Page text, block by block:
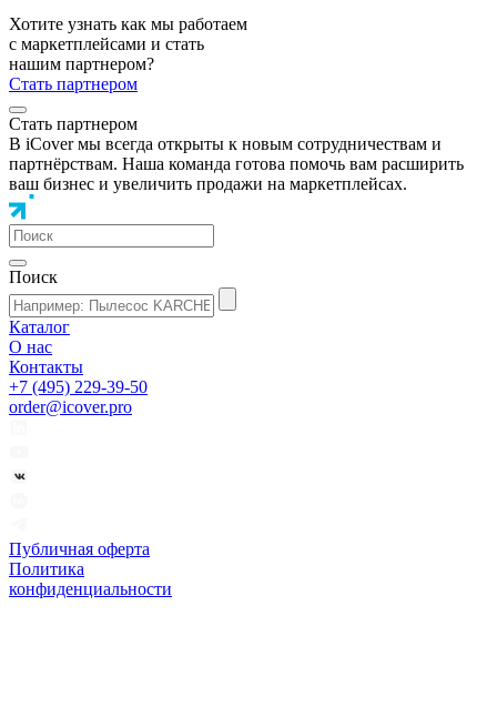
Хотите узнать как мы работаем
с маркетплейсами и стать
нашим партнером?
Стать партнером
Стать партнером
В iCover мы всегда открыты к новым сотрудничествам и
партнёрствам. Наша команда готова помочь вам расширить
ваш бизнес и увеличить продажи на маркетплейсах.
Поиск
Каталог
О нас
Контакты
+7 (495) 229-39-50
order@icover.pro
Публичная оферта
Политика
конфиденциальности